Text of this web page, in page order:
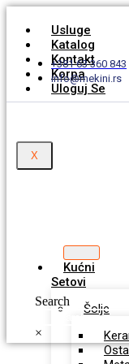
Usluge
Katalog
Kontakt
Korpa
Uloguj Se
X
+381 63 360 843
info@mekini.rs
Kućni
Setovi
Šolje
Search
×